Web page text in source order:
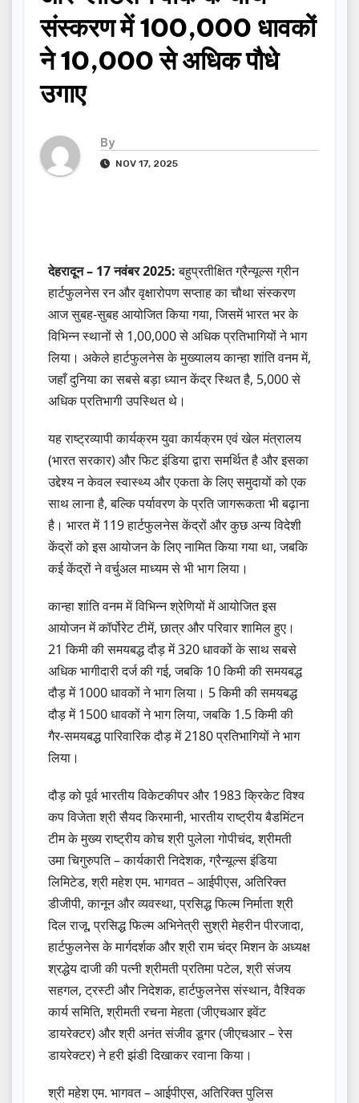
संस्करण में 100,000 धावकों
ने 10,000 से अधिक पौधे
उगाए
By
NOV 17, 2025
देहरादून – 17 नवंबर 2025:बहुप्रतीक्षित ग्रैन्यूल्स ग्रीन
हार्टफुलनेस रन और वृक्षारोपण सप्ताह का चौथा संस्करण
आज सुबह-सुबह आयोजित किया गया, जिसमें भारत भर के
विभिन्न स्थानों से 1,00,000 से अधिक प्रतिभागियों ने भाग
लिया। अकेले हार्टफुलनेस के मुख्यालय कान्हा शांति वनम में,
जहाँ दुनिया का सबसे बड़ा ध्यान केंद्र स्थित है, 5,000 से
अधिक प्रतिभागी उपस्थित थे।
यह राष्ट्रव्यापी कार्यक्रम युवा कार्यक्रम एवं खेल मंत्रालय
(भारत सरकार) और फिट इंडिया द्वारा समर्थित है और इसका
उद्देश्य न केवल स्वास्थ्य और एकता के लिए समुदायों को एक
साथ लाना है, बल्कि पर्यावरण के प्रति जागरूकता भी बढ़ाना
है। भारत में 119 हार्टफुलनेस केंद्रों और कुछ अन्य विदेशी
केंद्रों को इस आयोजन के लिए नामित किया गया था, जबकि
कई केंद्रों ने वर्चुअल माध्यम से भी भाग लिया।
कान्हा शांति वनम में विभिन्न श्रेणियों में आयोजित इस
आयोजन में कॉर्पोरेट टीमें, छात्र और परिवार शामिल हुए।
21 किमी की समयबद्ध दौड़ में 320 धावकों के साथ सबसे
अधिक भागीदारी दर्ज की गई, जबकि 10 किमी की समयबद्ध
दौड़ में 1000 धावकों ने भाग लिया। 5 किमी की समयबद्ध
दौड़ में 1500 धावकों ने भाग लिया, जबकि 1.5 किमी की
गैर-समयबद्ध पारिवारिक दौड़ में 2180 प्रतिभागियों ने भाग
लिया।
दौड़ को पूर्व भारतीय विकेटकीपर और 1983 क्रिकेट विश्व
कप विजेता श्री सैयद किरमानी, भारतीय राष्ट्रीय बैडमिंटन
टीम के मुख्य राष्ट्रीय कोच श्री पुलेला गोपीचंद, श्रीमती
उमा चिगुरुपति – कार्यकारी निदेशक, ग्रैन्यूल्स इंडिया
लिमिटेड, श्री महेश एम. भागवत – आईपीएस, अतिरिक्त
डीजीपी, कानून और व्यवस्था, प्रसिद्ध फिल्म निर्माता श्री
दिल राजू, प्रसिद्ध फिल्म अभिनेत्री सुश्री मेहरीन पीरजादा,
हार्टफुलनेस के मार्गदर्शक और श्री राम चंद्र मिशन के अध्यक्ष
श्रद्धेय दाजी की पत्नी श्रीमती प्रतिमा पटेल, श्री संजय
सहगल, ट्रस्टी और निदेशक, हार्टफुलनेस संस्थान, वैश्विक
कार्य समिति, श्रीमती रचना मेहता (जीएचआर इवेंट
डायरेक्टर) और श्री अनंत संजीव डूगर (जीएचआर – रेस
डायरेक्टर) ने हरी झंडी दिखाकर रवाना किया।
श्री महेश एम. भागवत – आईपीएस, अतिरिक्त पुलिस